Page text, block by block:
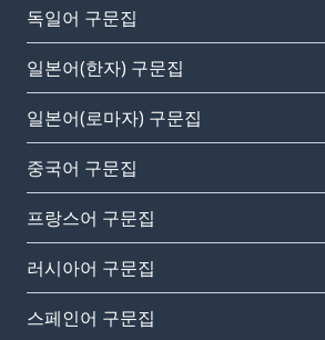
독일어 구문집
일본어(한자) 구문집
일본어(로마자) 구문집
중국어 구문집
프랑스어 구문집
러시아어 구문집
스페인어 구문집